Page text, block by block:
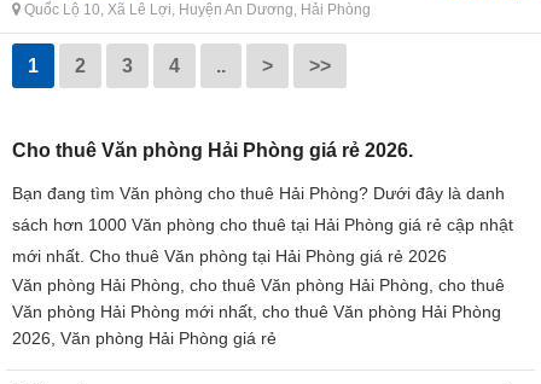
Quốc Lộ 10, Xã Lê Lợi, Huyện An Dương, Hải Phòng
1 2 3 4 .. > >>
Cho thuê Văn phòng Hải Phòng giá rẻ 2026.
Bạn đang tìm Văn phòng cho thuê Hải Phòng? Dưới đây là danh
sách hơn 1000 Văn phòng cho thuê tại Hải Phòng giá rẻ cập nhật
mới nhất. Cho thuê Văn phòng tại Hải Phòng giá rẻ 2026
Văn phòng Hải Phòng, cho thuê Văn phòng Hải Phòng, cho thuê
Văn phòng Hải Phòng mới nhất, cho thuê Văn phòng Hải Phòng
2026, Văn phòng Hải Phòng giá rẻ